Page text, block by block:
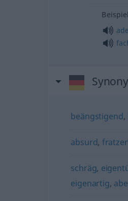
beängstigend,
absurd,
schräg,
eigenartig,